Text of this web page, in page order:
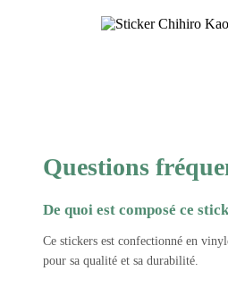
Questions
De quoi est composé ce
Ce stickers est confectionné en
pour sa qualité et sa durabilité.